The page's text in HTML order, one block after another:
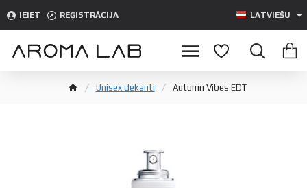
IEIET REĢISTRĀCIJA LATVIEŠU
Unisex dekanti Autumn Vibes EDT